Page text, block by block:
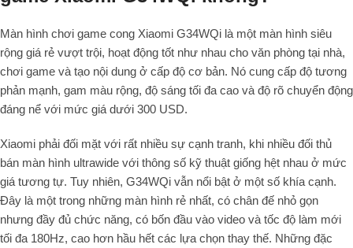
Màn hình chơi game cong Xiaomi G34WQi là một màn hình siêu
rộng giá rẻ vượt trội, hoạt động tốt như nhau cho văn phòng tại nhà,
chơi game và tạo nội dung ở cấp độ cơ bản. Nó cung cấp độ tương
phản mạnh, gam màu rộng, độ sáng tối đa cao và độ rõ chuyển động
đáng nể với mức giá dưới 300 USD.
Xiaomi phải đối mặt với rất nhiều sự cạnh tranh, khi nhiều đối thủ
bán màn hình ultrawide với thông số kỹ thuật giống hệt nhau ở mức
giá tương tự. Tuy nhiên, G34WQi vẫn nổi bật ở một số khía cạnh.
Đây là một trong những màn hình rẻ nhất, có chân đế nhỏ gọn
nhưng đầy đủ chức năng, có bốn đầu vào video và tốc độ làm mới
tối đa 180Hz, cao hơn hầu hết các lựa chọn thay thế. Những đặc